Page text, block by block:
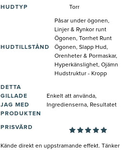
HUDTYP Torr
HUDTILLSTÅND
Påsar under ögonen,
Linjer & Rynkor runt
Ögonen, Torrhet Runt
Ögonen, Slapp Hud,
Orenheter & Pormaskar,
Hyperkänslighet, Ojämn
Hudstruktur - Kropp
DETTA
GILLADE
JAG MED
PRODUKTEN
Enkelt att använda,
Ingredienserna, Resultatet
PRISVÄRD
Kände direkt en uppstramande effekt. Tänker